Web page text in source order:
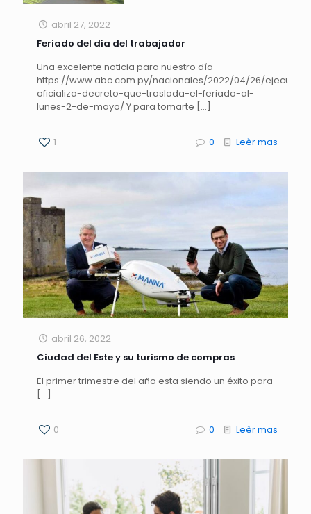
abril 27, 2022
Feriado del día del trabajador
Una excelente noticia para nuestro día
https://www.abc.com.py/nacionales/2022/04/26/ejecutivo-
oficializa-decreto-que-traslada-el-feriado-al-
lunes-2-de-mayo/ Y para tomarte […]
1 0 Leèr mas
abril 26, 2022
Ciudad del Este y su turismo de compras
El primer trimestre del año esta siendo un éxito para
[…]
0 0 Leèr mas